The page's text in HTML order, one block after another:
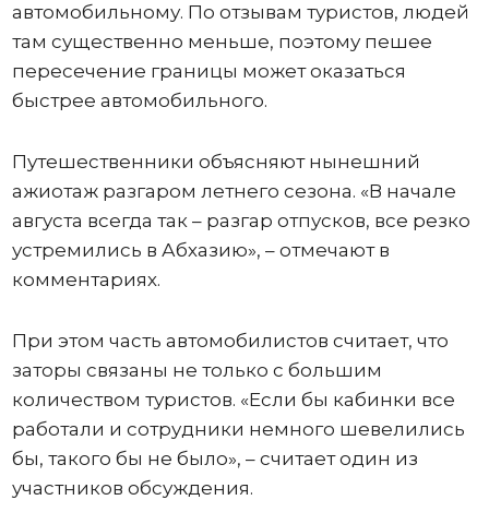
автомобильному. По отзывам туристов, людей
там существенно меньше, поэтому пешее
пересечение границы может оказаться
быстрее автомобильного.
Путешественники объясняют нынешний
ажиотаж разгаром летнего сезона. «В начале
августа всегда так – разгар отпусков, все резко
устремились в Абхазию», – отмечают в
комментариях.
При этом часть автомобилистов считает, что
заторы связаны не только с большим
количеством туристов. «Если бы кабинки все
работали и сотрудники немного шевелились
бы, такого бы не было», – считает один из
участников обсуждения.